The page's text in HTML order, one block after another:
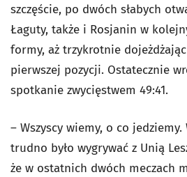
szczęście, po dwóch słabych
Łaguty, także i Rosjanin w
formy, aż trzykrotnie
pierwszej pozycji. Ostatecznie
spotkanie zwycięstwem 49:41.
– Wszyscy wiemy, o co
trudno było wygrywać z Unią
że w ostatnich dwóch meczach